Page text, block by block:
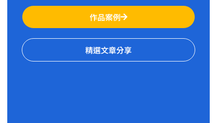
作品案例
精選文章分享